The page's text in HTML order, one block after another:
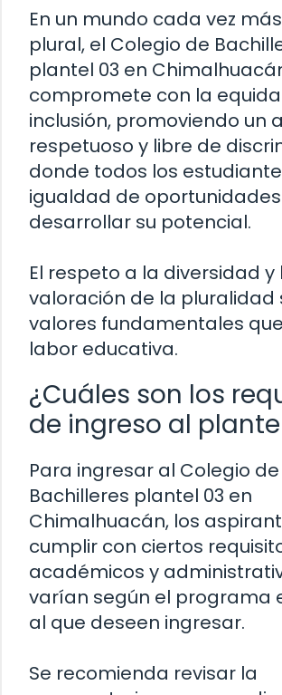
En un mundo cada vez
plural, el Colegio de
plantel 03 en
compromete con la
inclusión, promoviendo un
respetuoso y libre de
donde todos los
igualdad de
desarrollar su potencial.
El respeto a la diversidad y
valoración de la pluralidad
valores fundamentales
labor educativa.
¿Cuáles son los
de ingreso al
Para ingresar al Colegio de
Bachilleres plantel 03 en
Chimalhuacán, los
cumplir con ciertos
académicos y
varían según el programa
al que deseen ingresar.
Se recomienda revisar la